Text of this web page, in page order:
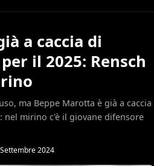
a caccia di
il 2025: Rensch
ma Beppe Marotta è già a caccia
nel mirino c'è il giovane difensore
2024